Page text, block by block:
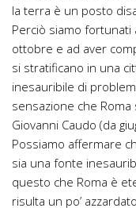
la terra è un posto
Perciò siamo
ottobre e ad aver
si stratificano in una
inesauribile di
sensazione che Roma
Giovanni Caudo (da
Possiamo affermare
sia una fonte
questo che Roma è
risulta un po’